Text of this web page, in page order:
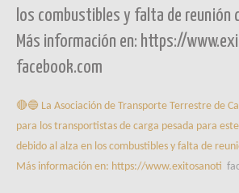
los combustibles y falta de reunión
Más información en: https://
facebook.com
🔴🔵 La Asociación de Transporte Terrestre de
para los transportistas de carga pesada para
debido al alza en los combustibles y falta de
Más información en: https://www.exitosanoti